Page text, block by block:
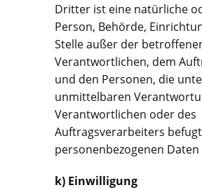
Dritter ist eine natürliche
Person, Behörde,
Stelle außer der
Verantwortlichen, dem
und den Personen, die
unmittelbaren
Verantwortlichen oder des
Auftragsverarbeiters
personenbezogenen
k) Einwilligung